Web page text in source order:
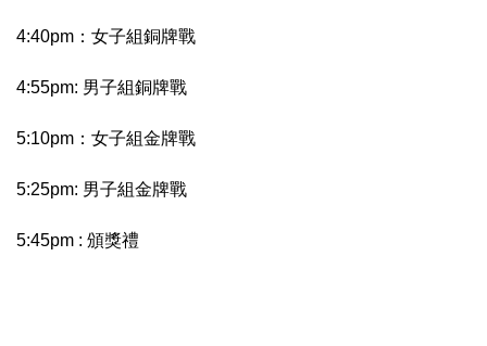
4:40pm：女子組銅牌戰
4:55pm: 男子組銅牌戰
5:10pm：女子組金牌戰
5:25pm: 男子組金牌戰
5:45pm : 頒獎禮